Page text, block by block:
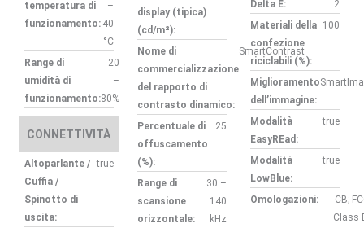
temperatura di
funzionamento:
–
40
°C
Range di
umidità di
funzionamento:
20
–
80%
CONNETTIVITÀ
Altoparlante /
Cuffia /
Spinotto di
uscita:
true
display (tipica)
(cd/m²):
Nome di
commercializzazione
del rapporto di
contrasto dinamico:
SmartContrast
Percentuale di
offuscamento
(%):
25
Range di
scansione
orizzontale:
30 –
140
kHz
Delta E:
2
Materiali della
confezione
riciclabili (%):
100
Miglioramento
dell’immagine:
Modalità
EasyREad:
true
Modalità
LowBlue:
true
Omologazioni:
CB;
Class